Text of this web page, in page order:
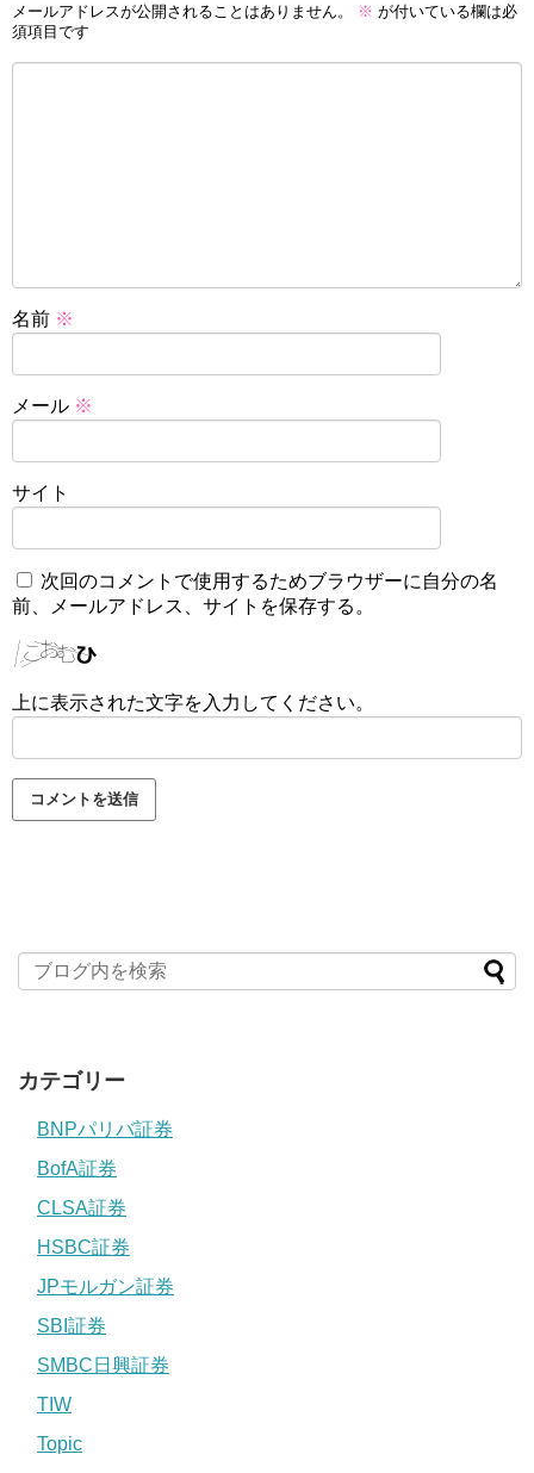
メールアドレスが公開されることはありません。 ※ が付いている欄は必
須項目です
名前 ※
メール ※
サイト
次回のコメントで使用するためブラウザーに自分の名
前、メールアドレス、サイトを保存する。
上に表示された文字を入力してください。
カテゴリー
BNPパリバ証券
BofA証券
CLSA証券
HSBC証券
JPモルガン証券
SBI証券
SMBC日興証券
TIW
Topic